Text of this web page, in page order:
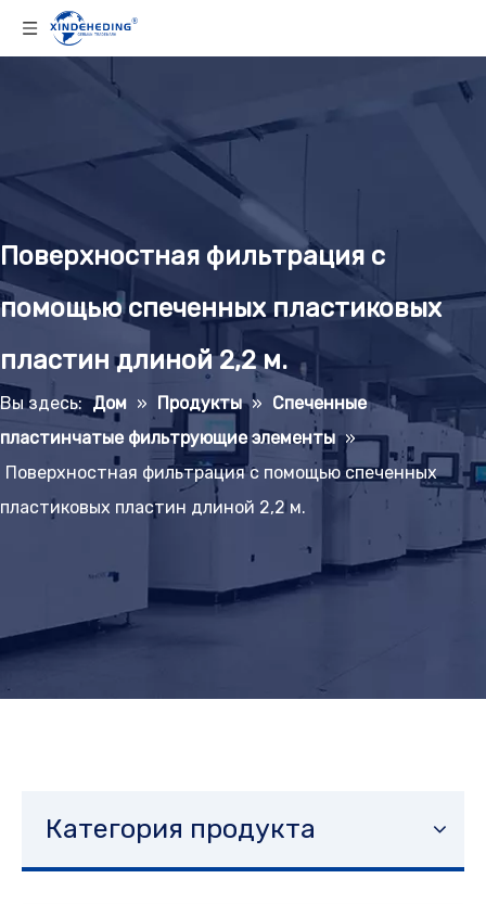
Поверхностная фильтрация с
помощью спеченных пластиковых
пластин длиной 2,2 м.
Вы здесь: Дом » Продукты » Спеченные
пластинчатые фильтрующие элементы »
Поверхностная фильтрация с помощью спеченных
пластиковых пластин длиной 2,2 м.
Категория продукта